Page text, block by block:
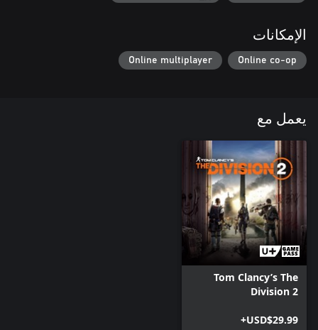
الإمكانات
Online co-op
Online multiplayer
يعمل مع
Tom Clancy’s The
Division 2
USD$29.99+